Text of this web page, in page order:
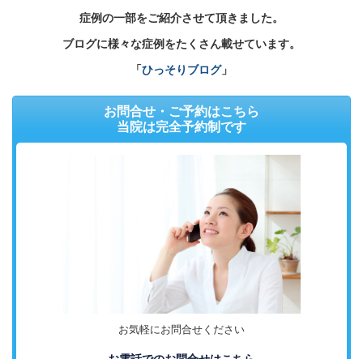
症例の一部をご紹介させて頂きました。
ブログに様々な症例をたくさん載せています。
「ひっそりブログ」
お問合せ・ご予約はこちら
当院は完全予約制です
お気軽にお問合せください